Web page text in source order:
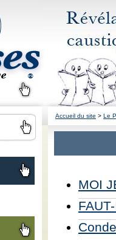
Accueil du site > Le
MOI